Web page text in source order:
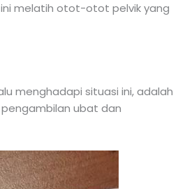
ini melatih otot-otot pelvik yang
menghadapi situasi ini, adalah
ubat dan